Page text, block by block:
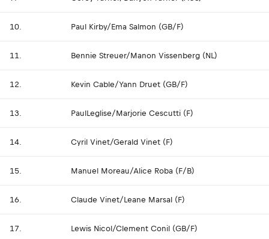
10. Paul Kirby/Ema Salmon (GB/F)
11. Bennie Streuer/Manon Vissenberg (NL)
12. Kevin Cable/Yann Druet (GB/F)
13. PaulLeglise/Marjorie Cescutti (F)
14. Cyril Vinet/Gerald Vinet (F)
15. Manuel Moreau/Alice Roba (F/B)
16. Claude Vinet/Leane Marsal (F)
17. Lewis Nicol/Clement Conil (GB/F)